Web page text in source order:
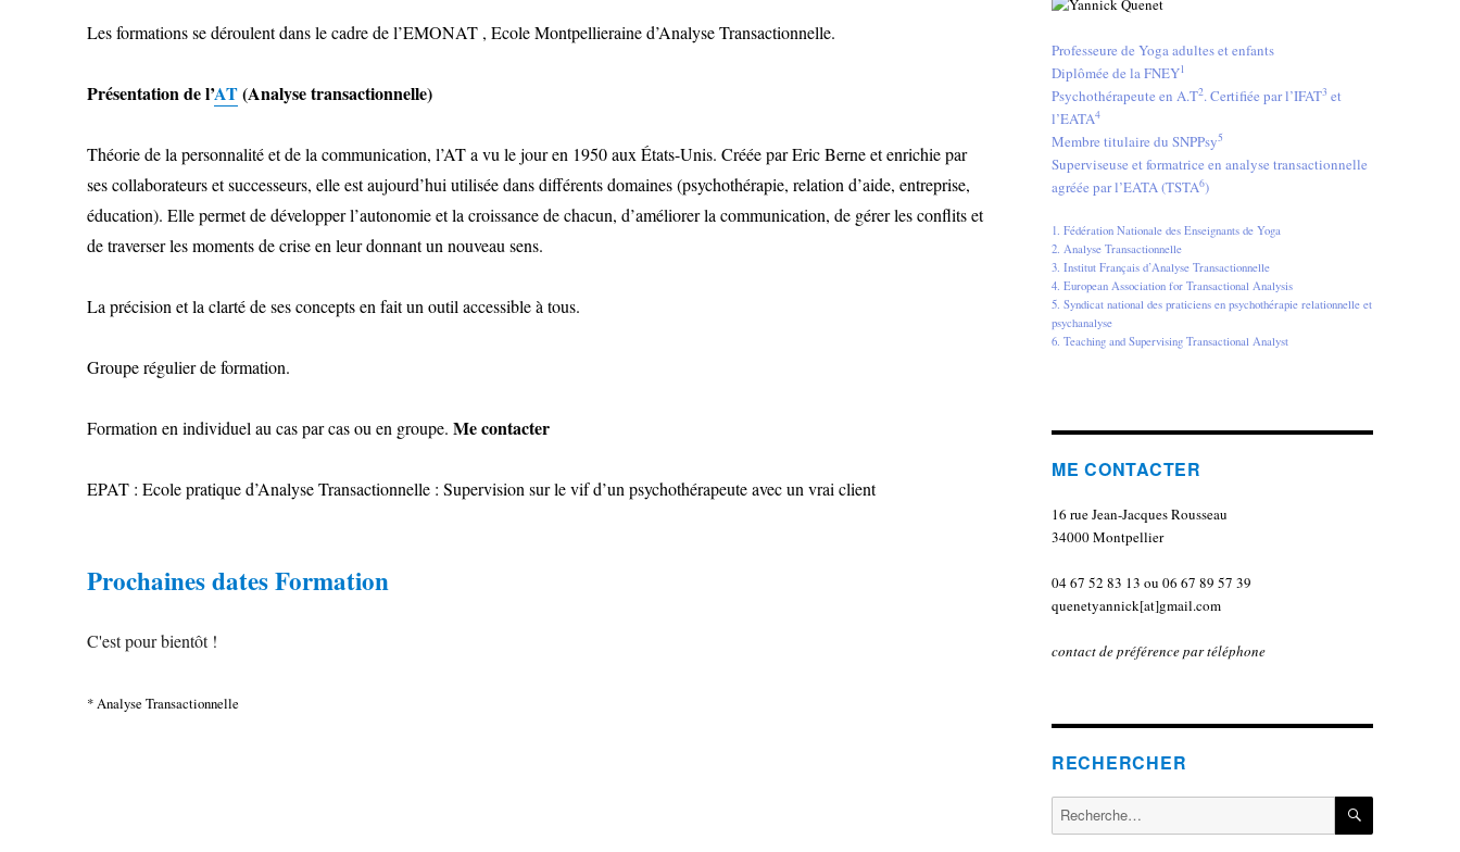
Les formations se déroulent dans le cadre de l’EMONAT , Ecole Montpellieraine d’Analyse Transactionnelle.
Présentation de l’AT(Analyse transactionnelle)
Théorie de la personnalité et de la communication, l’AT a vu le jour en 1950 aux États-Unis. Créée par Eric Berne et enrichie par
ses collaborateurs et successeurs, elle est aujourd’hui utilisée dans différents domaines (psychothérapie, relation d’aide, entreprise,
éducation). Elle permet de développer l’autonomie et la croissance de chacun, d’améliorer la communication, de gérer les conflits et
de traverser les moments de crise en leur donnant un nouveau sens.
La précision et la clarté de ses concepts en fait un outil accessible à tous.
Groupe régulier de formation.
Formation en individuel au cas par cas ou en groupe.Me contacter
EPAT : Ecole pratique d’Analyse Transactionnelle : Supervision sur le vif d’un psychothérapeute avec un vrai client
Prochaines dates Formation
C'est pour bientôt !
* Analyse Transactionnelle
Professeure de Yoga adultes et enfants
Diplômée de la FNEY1
Psychothérapeute en A.T2. Certifiée par l’IFAT3 et
l’EATA4
Membre titulaire du SNPPsy5
Superviseuse et formatrice en analyse transactionnelle
agréée par l’EATA (TSTA6)
1. Fédération Nationale des Enseignants de Yoga
2. Analyse Transactionnelle
3. Institut Français d’Analyse Transactionnelle
4. European Association for Transactional Analysis
5. Syndicat national des praticiens en psychothérapie relationnelle et
psychanalyse
6. Teaching and Supervising Transactional Analyst
ME CONTACTER
16 rue Jean-Jacques Rousseau
34000 Montpellier
04 67 52 83 13 ou 06 67 89 57 39
quenetyannick[at]gmail.com
contact de préférence par téléphone
RECHERCHER
Recherche
pour :